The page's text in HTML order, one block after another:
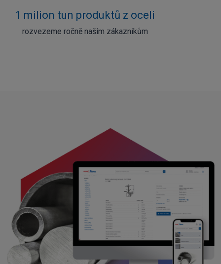
1 milion tun produktů z oceli
rozvezeme ročně našim zákazníkům